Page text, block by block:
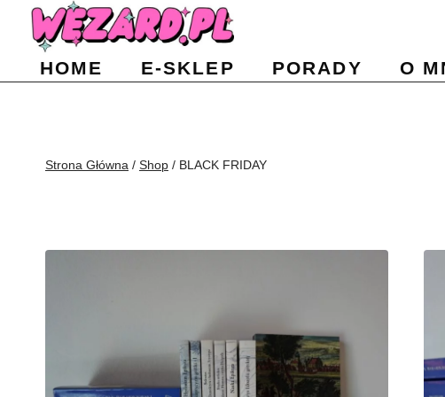
Przejdź
HOME E-SKLEP PORADY O
Strona Główna / Shop / BLACK FRIDAY